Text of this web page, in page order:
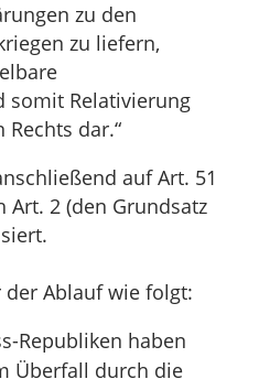
zu den
zu liefern,
somit Relativierung
dar.“
auf Art. 51
Art. 2 (den Grundsatz
Ablauf wie folgt:
Republiken haben
Überfall durch die